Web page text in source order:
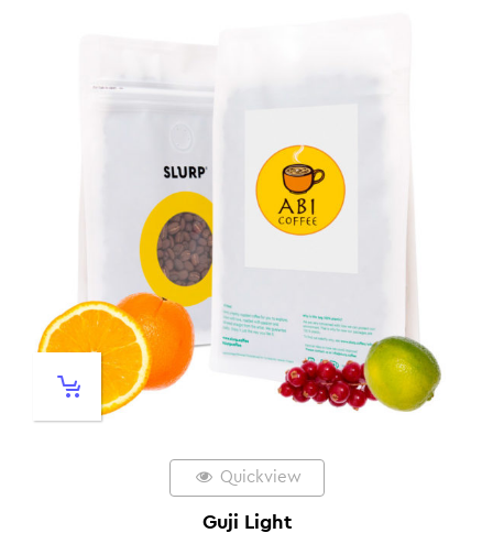
Quickview
Guji Light